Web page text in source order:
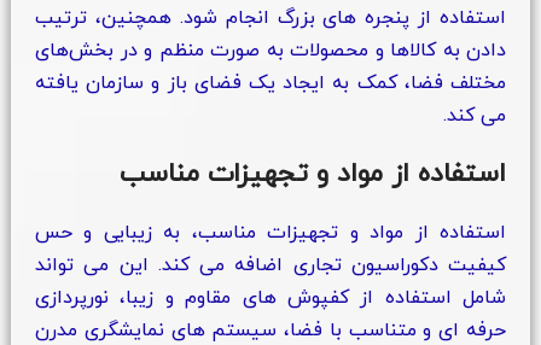
استفاده از پنجره های بزرگ انجام شود. همچنین، ترتیب
دادن به کالاها و محصولات به صورت منظم و در بخش‌های
مختلف فضا، کمک به ایجاد یک فضای باز و سازمان یافته
می کند.
استفاده از مواد و تجهیزات مناسب
استفاده از مواد و تجهیزات مناسب، به زیبایی و حس
کیفیت دکوراسیون تجاری اضافه می کند. این می تواند
شامل استفاده از کفپوش های مقاوم و زیبا، نورپردازی
حرفه ای و متناسب با فضا، سیستم های نمایشگری مدرن